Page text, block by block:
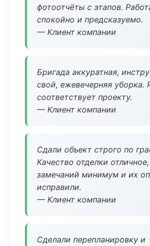
фотоотчёты с этапов.
спокойно и предсказуемо.
— Клиент компании
Бригада аккуратная,
свой, ежевечерняя уборка.
соответствует проекту.
— Клиент компании
Сдали объект строго по
Качество отделки отличное,
замечаний минимум и их
исправили.
— Клиент компании
Сделали перепланировку и